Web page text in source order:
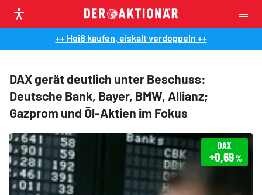
++ Heiß kaufen, eiskalt verdoppeln ++
DAX gerät deutlich unter Beschuss:
Deutsche Bank, Bayer, BMW, Allianz;
Gazprom und Öl-Aktien im Fokus
DAX
+0,69%